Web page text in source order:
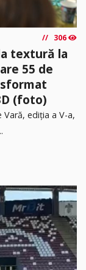
306
textură la
55 de
(foto)
ediția a V-a,